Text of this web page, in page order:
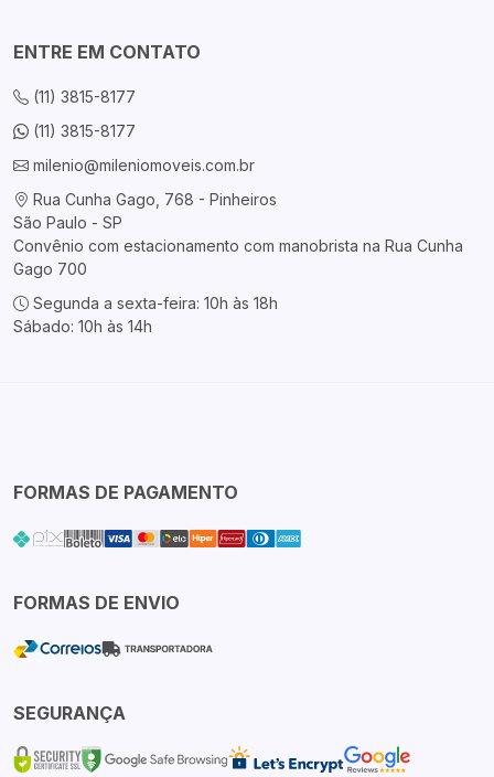
ENTRE EM CONTATO
(11) 3815-8177
(11) 3815-8177
milenio@mileniomoveis.com.br
Rua Cunha Gago, 768 - Pinheiros
São Paulo - SP
Convênio com estacionamento com manobrista na Rua Cunha
Gago 700
Segunda a sexta-feira: 10h às 18h
Sábado: 10h às 14h
FORMAS DE PAGAMENTO
FORMAS DE ENVIO
SEGURANÇA